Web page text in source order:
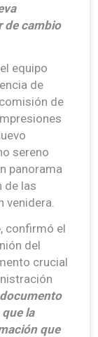
de cambio
equipo
de
de
sereno
panorama
de las
, confirmó el
del
crucial
la
que